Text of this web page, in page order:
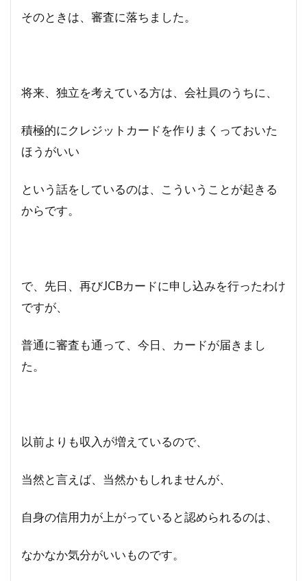
そのときは、審査に落ちました。
将来、独立を考えている方は、会社員のうちに、
積極的にクレジットカードを作りまくっておいた
ほうがいい
という話をしているのは、こういうことが起きる
からです。
で、先日、再びJCBカードに申し込みを行ったわけ
ですが、
普通に審査も通って、今日、カードが届きまし
た。
以前よりも収入が増えているので、
当然と言えば、当然かもしれませんが、
自身の信用力が上がっていると認められるのは、
なかなか気分がいいものです。